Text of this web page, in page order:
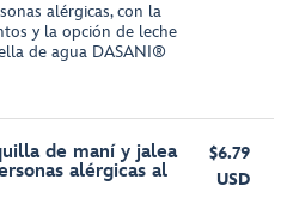
alérgicas, con la
y la opción de leche
de agua DASANI®
de maní y jalea
alérgicas al
$6.79
USD